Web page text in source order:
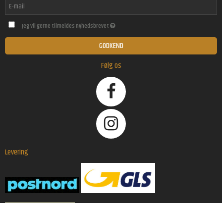
Jeg vil gerne tilmeldes nyhedsbrevet
GODKEND
Følg os
Levering